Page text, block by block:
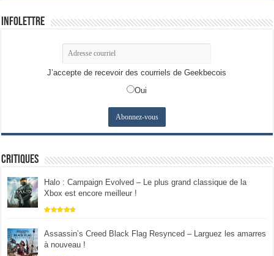
Infolettre
J’accepte de recevoir des courriels de Geekbecois
Oui
Critiques
Halo : Campaign Evolved – Le plus grand classique de la
Xbox est encore meilleur !
Assassin’s Creed Black Flag Resynced – Larguez les amarres
à nouveau !